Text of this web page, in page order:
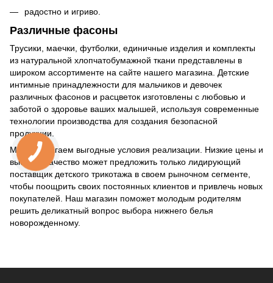
радостно и игриво.
Различные фасоны
Трусики, маечки, футболки, единичные изделия и комплекты
из натуральной хлопчатобумажной ткани представлены в
широком ассортименте на сайте нашего магазина. Детские
интимные принадлежности для мальчиков и девочек
различных фасонов и расцветок изготовлены с любовью и
заботой о здоровье ваших малышей, используя современные
технологии производства для создания безопасной
продукции.
Мы предлагаем выгодные условия реализации. Низкие цены и
высокое качество может предложить только лидирующий
поставщик детского трикотажа в своем рыночном сегменте,
чтобы поощрить своих постоянных клиентов и привлечь новых
покупателей. Наш магазин поможет молодым родителям
решить деликатный вопрос выбора нижнего белья
новорожденному.